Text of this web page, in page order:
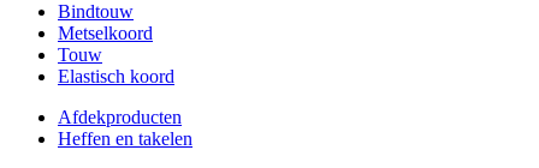
Bindtouw
Metselkoord
Touw
Elastisch koord
Afdekproducten
Heffen en takelen